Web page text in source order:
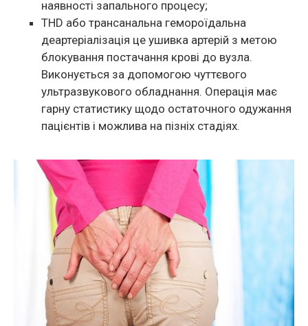
наявності запального процесу;
THD або трансанальна гемороїдальна
деартеріалізація це ушивка артерій з метою
блокування постачання крові до вузла.
Виконується за допомогою чуттєвого
ультразвукового обладнання. Операція має
гарну статистику щодо остаточного одужання
пацієнтів і можлива на пізніх стадіях.